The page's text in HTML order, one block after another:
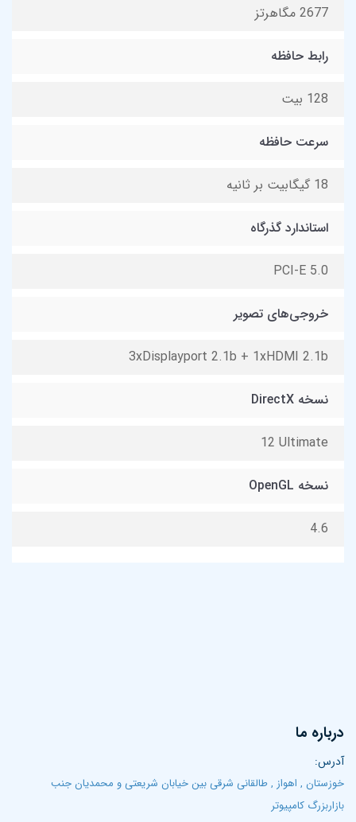
2677 مگاهرتز
رابط حافظه
128 بیت
سرعت حافظه
18 گیگابیت بر ثانیه
استاندارد گذرگاه
PCI-E 5.0
خروجی‌های تصویر
3xDisplayport 2.1b + 1xHDMI 2.1b
نسخه DirectX
1‎2 Ultimate
نسخه OpenGL
4.6
درباره ما
آدرس:
خوزستان , اهواز , طالقانی شرقی بین خیابان شریعتی و محمدیان جنب
بازاربزرگ کامپیوتر